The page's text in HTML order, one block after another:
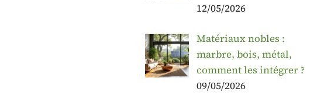
12/05/2026
Matériaux nobles :
marbre, bois, métal,
comment les intégrer ?
09/05/2026